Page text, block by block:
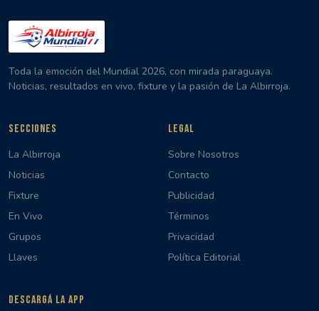
Toda la emoción del Mundial 2026, con mirada paraguaya.
Noticias, resultados en vivo, fixture y la pasión de La Albirroja.
SECCIONES
La Albirroja
Noticias
Fixture
En Vivo
Grupos
Llaves
LEGAL
Sobre Nosotros
Contacto
Publicidad
Términos
Privacidad
Política Editorial
DESCARGÁ LA APP